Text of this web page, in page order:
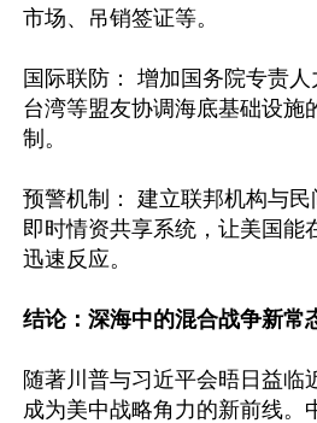
市场、吊销签证等。
国际联防： 增加国务院专责人
台湾等盟友协调海底基础设施
制。
预警机制： 建立联邦机构与
即时情资共享系统，让美国能
迅速反应。
结论：深海中的混合战争新常
随著川普与习近平会晤日益临
成为美中战略角力的新前线。